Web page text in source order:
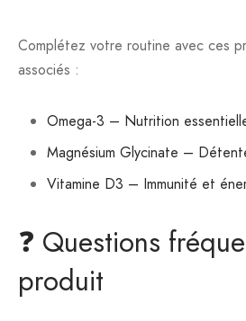
Complétez votre routine avec ces
associés :
Omega-3 – Nutrition
Magnésium Glycinate –
Vitamine D3 – Immunité et
❓ Questions
produit